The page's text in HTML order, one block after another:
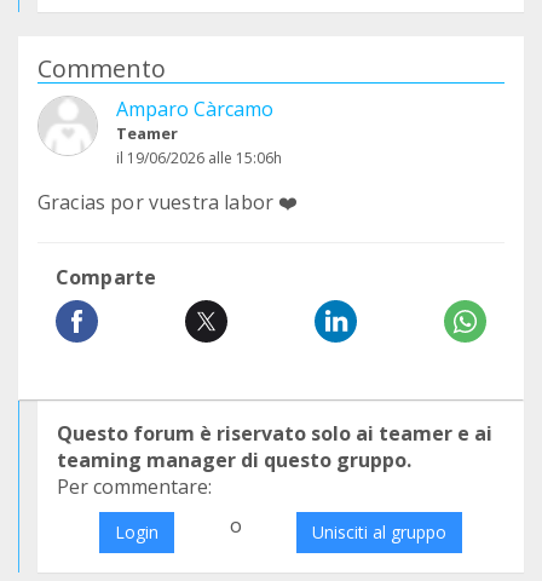
Commento
Amparo Càrcamo
Teamer
il 19/06/2026 alle 15:06h
Gracias por vuestra labor ❤️
Comparte
Questo forum è riservato solo ai teamer e ai
teaming manager di questo gruppo.
Per commentare:
Login o Unisciti al gruppo